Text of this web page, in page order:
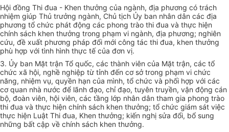
Hội đồng Thi đua - Khen thưởng của ngành, địa phương có trách
nhiệm giúp Thủ trưởng ngành, Chủ tịch Ủy ban nhân dân các địa
phương tổ chức phát động các phong trào thi đua và thực hiện
chính sách khen thưởng trong phạm vi ngành, địa phương; nghiên
cứu, đề xuất phương pháp đổi mới công tác thi đua, khen thưởng
phù hợp với tình hình thực tế của đơn vị.
3. Ủy ban Mặt trận Tổ quốc, các thành viên của Mặt trận, các tổ
chức xã hội, nghề nghiệp từ tỉnh đến cơ sở trong phạm vi chức
năng, nhiệm vụ, quyền hạn của mình, tổ chức và phối hợp với các
cơ quan nhà nước để lãnh đạo, chỉ đạo, tuyên truyền, vận động cán
bộ, đoàn viên, hội viên, các tầng lớp nhân dân tham gia phong trào
thi đua và thực hiện chính sách khen thưởng; tổ chức giám sát việc
thực hiện Luật Thi đua, Khen thưởng; kiến nghị sửa đổi, bổ sung
những bất cập về chính sách khen thưởng.